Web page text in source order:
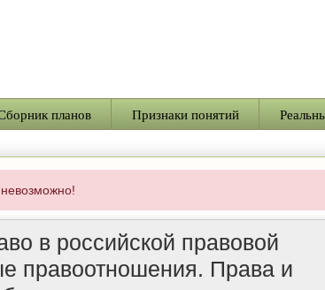
планов Признаки понятий